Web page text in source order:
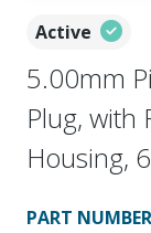
Active
5.00mm
Plug, with
Housing,
PART NUMBER